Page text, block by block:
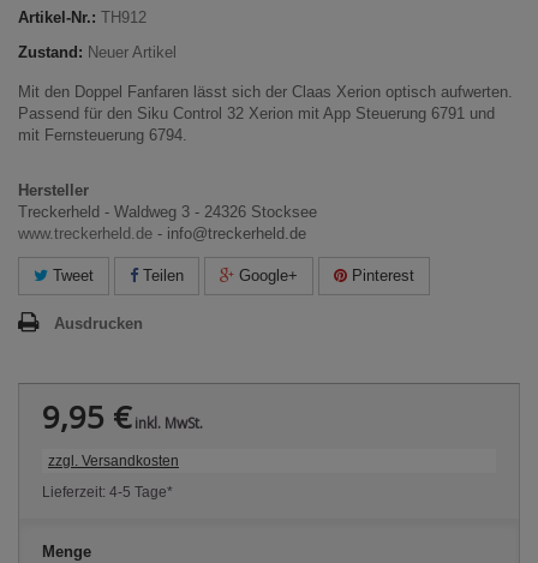
Artikel-Nr.: TH912
Zustand: Neuer Artikel
Mit den Doppel Fanfaren lässt sich der Claas Xerion optisch aufwerten.
Passend für den Siku Control 32 Xerion mit App Steuerung 6791 und
mit Fernsteuerung 6794.
Hersteller
Treckerheld - Waldweg 3 - 24326 Stocksee
www.treckerheld.de - info@treckerheld.de
Tweet Teilen Google+ Pinterest
Ausdrucken
9,95 €inkl. MwSt.
zzgl. Versandkosten
Lieferzeit: 4-5 Tage*
Menge